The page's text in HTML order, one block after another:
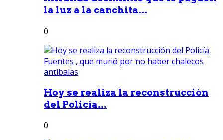
la luz a la canchita...
0
Hoy se realiza la reconstrucción
del Policía...
0